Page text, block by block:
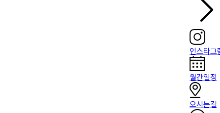
인스타그
월간일정
오시는길